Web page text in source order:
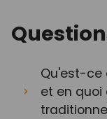
Qu'est-ce
et en